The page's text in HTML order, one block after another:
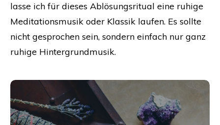
lasse ich für dieses Ablösungsritual eine ruhige
Meditationsmusik oder Klassik laufen. Es sollte
nicht gesprochen sein, sondern einfach nur ganz
ruhige Hintergrundmusik.